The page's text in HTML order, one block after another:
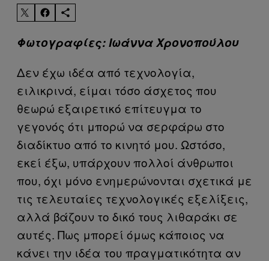
Φωτογραφίες: Ιωάννα Χρονοπούλου
Δεν έχω ιδέα από τεχνολογία,
ειλικρινά, είμαι τόσο άσχετος που
θεωρώ εξαιρετικό επίτευγμα το
γεγονός ότι μπορώ να σερφάρω στο
διαδίκτυο από το κινητό μου. Ωστόσο,
εκεί έξω, υπάρχουν πολλοί άνθρωποι
που, όχι μόνο ενημερώνονται σχετικά με
τις τελευταίες τεχνολογικές εξελίξεις,
αλλά βάζουν το δικό τους λιθαράκι σε
αυτές. Πως μπορεί όμως κάποιος να
κάνει την ιδέα του πραγματικότητα αν